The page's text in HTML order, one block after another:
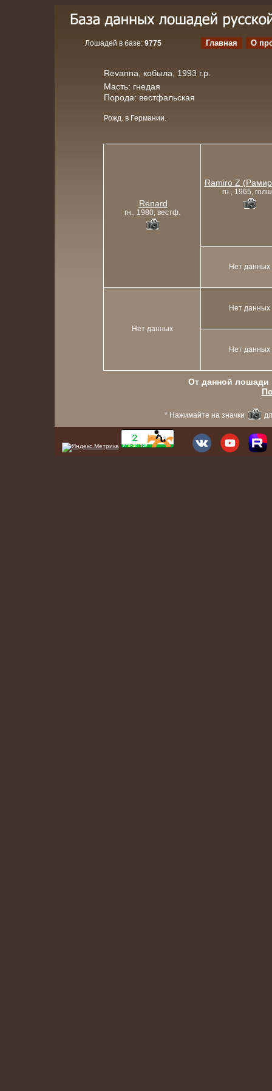
Лошадей в базе: 9775 Главная О
Revanna, кобыла, 1993 г.р.
Масть: гнедая
Порода: вестфальская
Рожд. в Германии.
Renard
гн., 1980, вестф.
Ramiro Z
гн., 1965,
Нет данных
Нет данных
Нет данных
Нет данных
От данной лошади
* Нажимайте на значки